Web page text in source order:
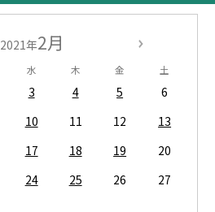
2021年2月
水 木 金 土
3 4 5
6
10 11 12
13
17 18 19
20
24 25 26
27